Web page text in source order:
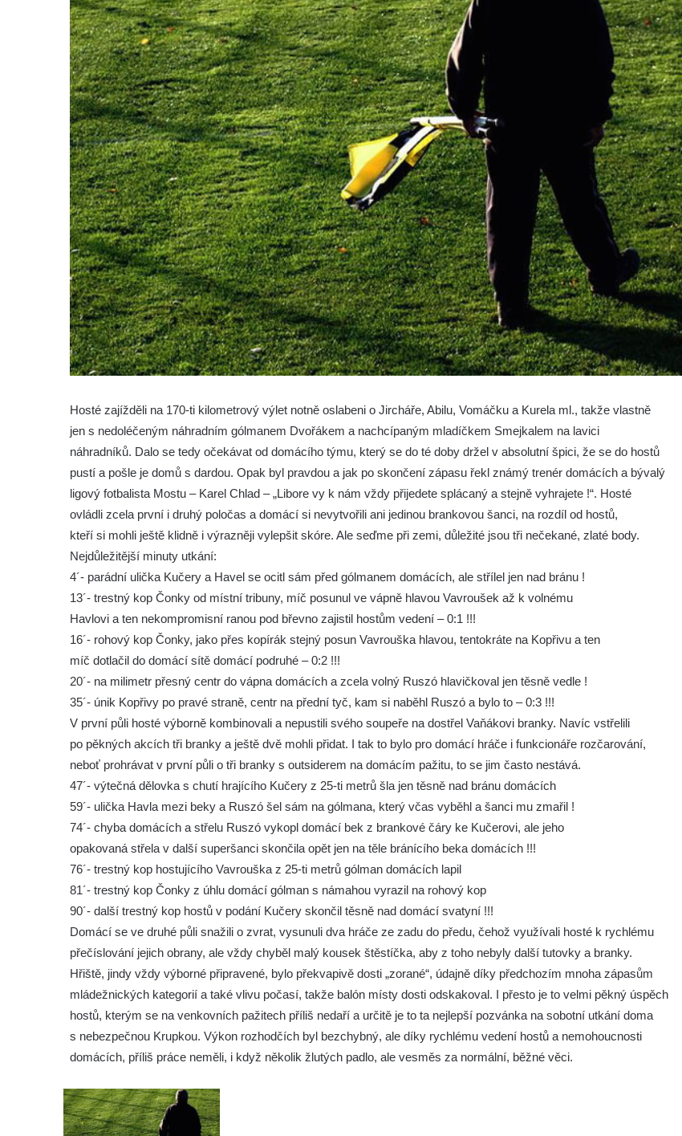
Hosté zajížděli na 170-ti kilometrový výlet notně oslabeni o Jircháře, Abilu, Vomáčku a Kurela ml., takže vlastně
jen s nedoléčeným náhradním gólmanem Dvořákem a nachcípaným mladíčkem Smejkalem na lavici
náhradníků. Dalo se tedy očekávat od domácího týmu, který se do té doby držel v absolutní špici, že se do hostů
pustí a pošle je domů s dardou. Opak byl pravdou a jak po skončení zápasu řekl známý trenér domácích a bývalý
ligový fotbalista Mostu – Karel Chlad – „Libore vy k nám vždy přijedete splácaný a stejně vyhrajete !“. Hosté
ovládli zcela první i druhý poločas a domácí si nevytvořili ani jedinou brankovou šanci, na rozdíl od hostů,
kteří si mohli ještě klidně i výrazněji vylepšit skóre. Ale seďme při zemi, důležité jsou tři nečekané, zlaté body.
Nejdůležitější minuty utkání:
4´- parádní ulička Kučery a Havel se ocitl sám před gólmanem domácích, ale střílel jen nad bránu !
13´- trestný kop Čonky od místní tribuny, míč posunul ve vápně hlavou Vavroušek až k volnému
Havlovi a ten nekompromisní ranou pod břevno zajistil hostům vedení – 0:1 !!!
16´- rohový kop Čonky, jako přes kopírák stejný posun Vavrouška hlavou, tentokráte na Kopřivu a ten
míč dotlačil do domácí sítě domácí podruhé – 0:2 !!!
20´- na milimetr přesný centr do vápna domácích a zcela volný Ruszó hlavičkoval jen těsně vedle !
35´- únik Kopřivy po pravé straně, centr na přední tyč, kam si naběhl Ruszó a bylo to – 0:3 !!!
V první půli hosté výborně kombinovali a nepustili svého soupeře na dostřel Vaňákovi branky. Navíc vstřelili
po pěkných akcích tři branky a ještě dvě mohli přidat. I tak to bylo pro domácí hráče i funkcionáře rozčarování,
neboť prohrávat v první půli o tři branky s outsiderem na domácím pažitu, to se jim často nestává.
47´- výtečná dělovka s chutí hrajícího Kučery z 25-ti metrů šla jen těsně nad bránu domácích
59´- ulička Havla mezi beky a Ruszó šel sám na gólmana, který včas vyběhl a šanci mu zmařil !
74´- chyba domácích a střelu Ruszó vykopl domácí bek z brankové čáry ke Kučerovi, ale jeho
opakovaná střela v další superšanci skončila opět jen na těle bránícího beka domácích !!!
76´- trestný kop hostujícího Vavrouška z 25-ti metrů gólman domácích lapil
81´- trestný kop Čonky z úhlu domácí gólman s námahou vyrazil na rohový kop
90´- další trestný kop hostů v podání Kučery skončil těsně nad domácí svatyní !!!
Domácí se ve druhé půli snažili o zvrat, vysunuli dva hráče ze zadu do předu, čehož využívali hosté k rychlému
přečíslování jejich obrany, ale vždy chyběl malý kousek štěstíčka, aby z toho nebyly další tutovky a branky.
Hřiště, jindy vždy výborné připravené, bylo překvapivě dosti „zorané“, údajně díky předchozím mnoha zápasům
mládežnických kategorií a také vlivu počasí, takže balón místy dosti odskakoval. I přesto je to velmi pěkný úspěch
hostů, kterým se na venkovních pažitech příliš nedaří a určitě je to ta nejlepší pozvánka na sobotní utkání doma
s nebezpečnou Krupkou. Výkon rozhodčích byl bezchybný, ale díky rychlému vedení hostů a nemohoucnosti
domácích, příliš práce neměli, i když několik žlutých padlo, ale vesměs za normální, běžné věci.